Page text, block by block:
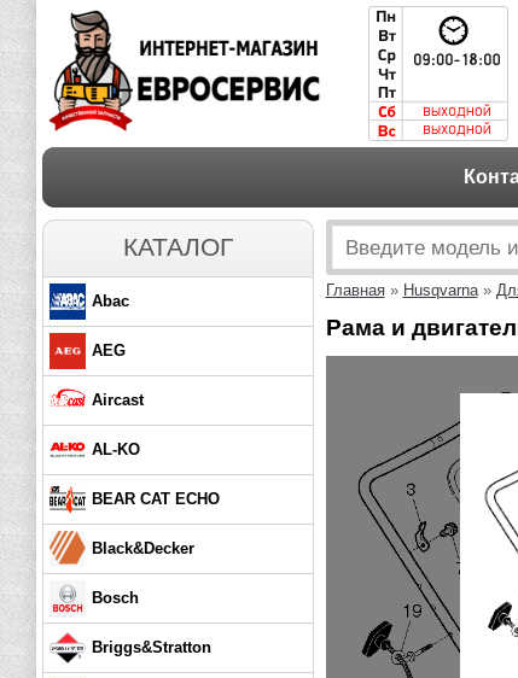
КАТАЛОГ
Abac
AEG
Aircast
AL-KO
BEAR CAT ECHO
Black&Decker
Bosch
Briggs&Stratton
Главная» Husqvarna»
Рама и